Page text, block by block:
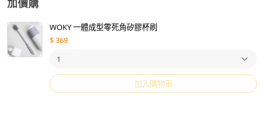
WOKY 一體成型零死角矽膠杯刷
$369
加入購物車